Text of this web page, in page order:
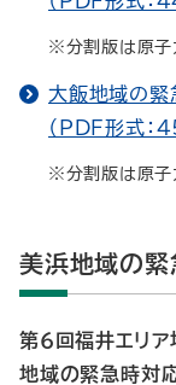
※分割版は原子
大飯地域の緊
（PDF形式：
※分割版は原子
美浜地域の緊
第６回福井エリ
地域の緊急時対